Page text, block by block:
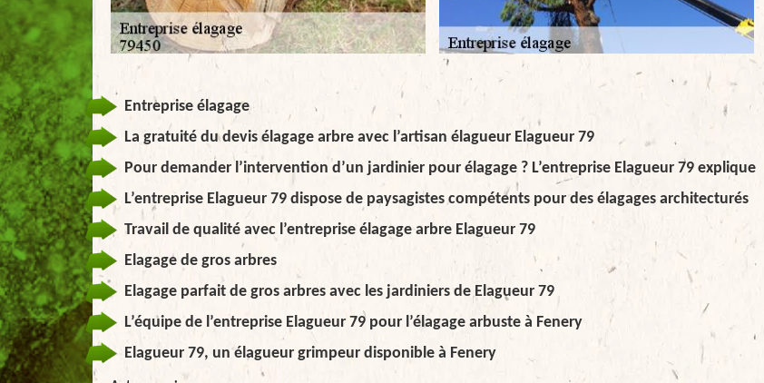
Entreprise élagage
La gratuité du devis élagage arbre avec l’artisan élagueur Elagueur 79
Pour demander l’intervention d’un jardinier pour élagage ? L’entreprise Elagueur 79 explique
L’entreprise Elagueur 79 dispose de paysagistes compétents pour des élagages architecturés
Travail de qualité avec l’entreprise élagage arbre Elagueur 79
Elagage de gros arbres
Elagage parfait de gros arbres avec les jardiniers de Elagueur 79
L’équipe de l’entreprise Elagueur 79 pour l’élagage arbuste à Fenery
Elagueur 79, un élagueur grimpeur disponible à Fenery